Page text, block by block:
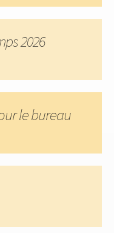
2026
le bureau